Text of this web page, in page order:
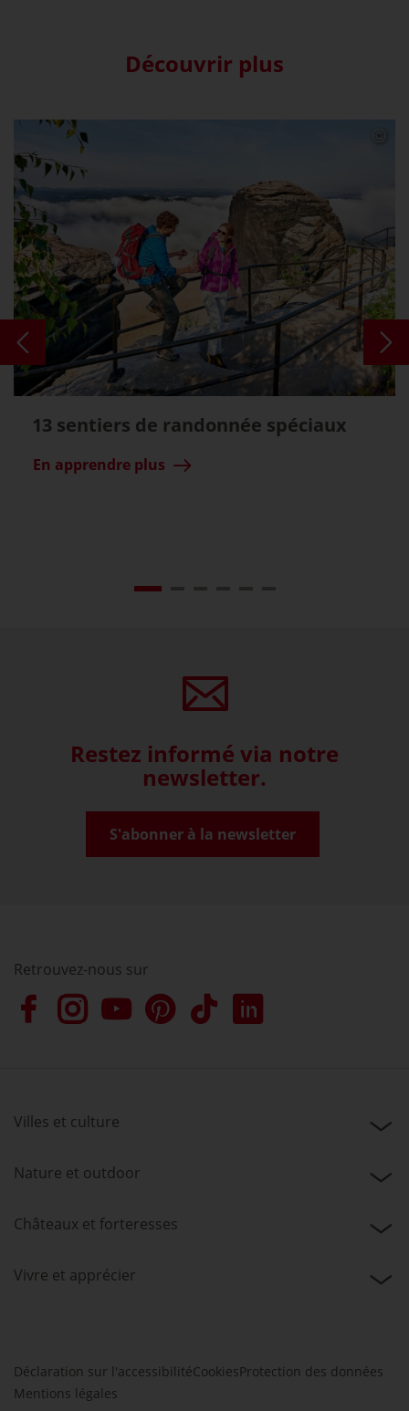
Découvrir plus
13 sentiers de randonnée spéciaux
En apprendre plus
Restez informé via notre
newsletter.
S'abonner à la newsletter
Retrouvez-nous sur
Villes et culture
Nature et outdoor
Châteaux et forteresses
Vivre et apprécier
Déclaration sur l'accessibilitéCookiesProtection des données
Mentions légales